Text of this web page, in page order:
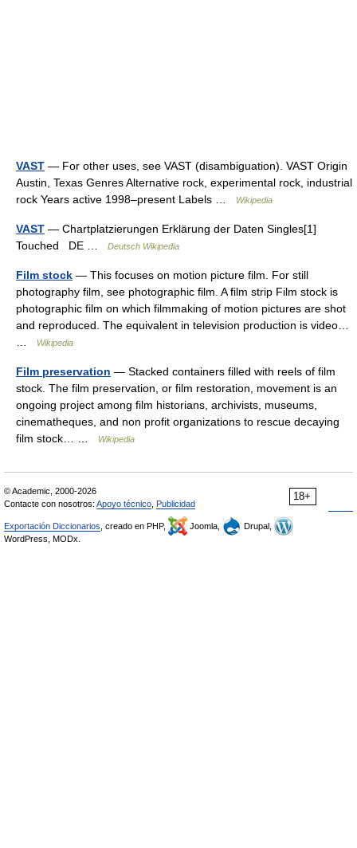
VAST — For other uses, see VAST (disambiguation). VAST Origin
Austin, Texas Genres Alternative rock, experimental rock, industrial
rock Years active 1998–present Labels …
Wikipedia
VAST — Chartplatzierungen Erklärung der Daten Singles[1]
Touched DE …
Deutsch Wikipedia
Film stock — This focuses on motion picture film. For still
photography film, see photographic film. A film strip Film stock is
photographic film on which filmmaking of motion pictures are shot
and reproduced. The equivalent in television production is video…
…
Wikipedia
Film preservation — Stacked containers filled with reels of film
stock. The film preservation, or film restoration, movement is an
ongoing project among film historians, archivists, museums,
cinematheques, and non profit organizations to rescue decaying
film stock… …
Wikipedia
18+
© Academic, 2000-2026
Contacte con nosotros: Apoyo técnico, Publicidad
Exportación Diccionarios, creado en PHP, Joomla,
Drupal,
WordPress, MODx.